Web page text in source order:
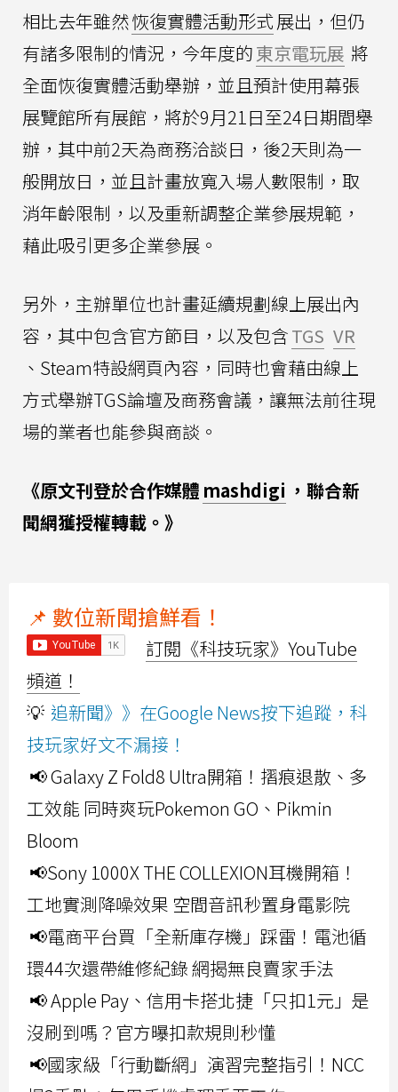
相比去年雖然恢復實體活動形式展出，但仍
有諸多限制的情況，今年度的東京電玩展 將
全面恢復實體活動舉辦，並且預計使用幕張
展覽館所有展館，將於9月21日至24日期間舉
辦，其中前2天為商務洽談日，後2天則為一
般開放日，並且計畫放寬入場人數限制，取
消年齡限制，以及重新調整企業參展規範，
藉此吸引更多企業參展。
另外，主辦單位也計畫延續規劃線上展出內
容，其中包含官方節目，以及包含TGS VR
、Steam特設網頁內容，同時也會藉由線上
方式舉辦TGS論壇及商務會議，讓無法前往現
場的業者也能參與商談。
《原文刊登於合作媒體 mashdigi ，聯合新
聞網獲授權轉載。》
📌 數位新聞搶鮮看！
訂閱《科技玩家》YouTube
頻道！
💡 追新聞》》在Google News按下追蹤，科
技玩家好文不漏接！
📢 Galaxy Z Fold8 Ultra開箱！摺痕退散、多
工效能 同時爽玩Pokemon GO、Pikmin
Bloom
📢Sony 1000X THE COLLEXION耳機開箱！
工地實測降噪效果 空間音訊秒置身電影院
📢電商平台買「全新庫存機」踩雷！電池循
環44次還帶維修紀錄 網揭無良賣家手法
📢 Apple Pay、信用卡搭北捷「只扣1元」是
沒刷到嗎？官方曝扣款規則秒懂
📢國家級「行動斷網」演習完整指引！NCC